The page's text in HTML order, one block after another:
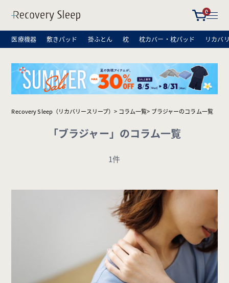
0
医療機器 敷きパッド 掛ふとん 枕 枕カバー・枕パッド リカバ
Recovery Sleep（リカバリースリープ） コラム一覧 ブラジャーのコラム一覧
「ブラジャー」のコラム一覧
1件